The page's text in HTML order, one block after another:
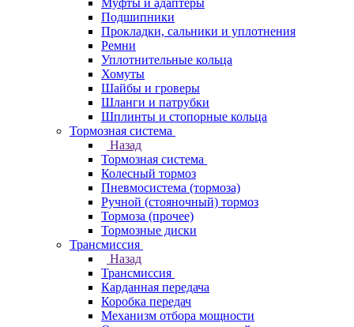
Муфты и адаптеры
Подшипники
Прокладки, сальники и уплотнения
Ремни
Уплотнительные кольца
Хомуты
Шайбы и гроверы
Шланги и патрубки
Шплинты и стопорные кольца
Тормозная система
Назад
Тормозная система
Колесный тормоз
Пневмосиcтема (тормоза)
Ручной (стояночный) тормоз
Тормоза (прочее)
Тормозные диски
Трансмиссия
Назад
Трансмиссия
Карданная передача
Коробка передач
Механизм отбора мощности